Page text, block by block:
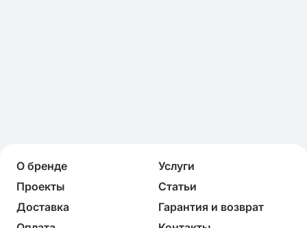
О бренде
Услуги
Проекты
Статьи
Доставка
Гарантия и возврат